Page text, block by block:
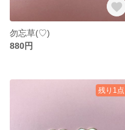
勿忘草(♡)
880円
残り1点